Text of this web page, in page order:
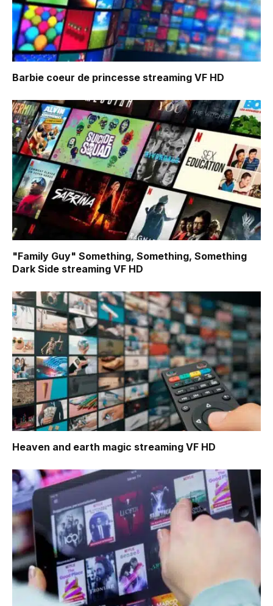
Barbie coeur de princesse streaming VF HD
"Family Guy" Something, Something, Something
Dark Side streaming VF HD
Heaven and earth magic streaming VF HD